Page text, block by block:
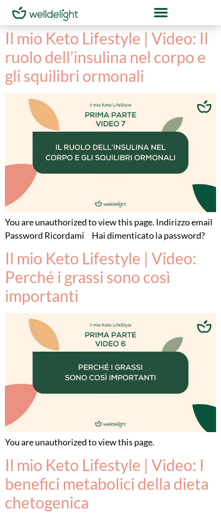
Il mio Keto Lifestyle | Video: Il
ruolo dell’insulina nel corpo e
gli squilibri ormonali
You are unauthorized to view this page. Indirizzo email
Password Ricordami Hai dimenticato la password?
Il mio Keto Lifestyle | Video:
Perché i grassi sono così
importanti
You are unauthorized to view this page.
Il mio Keto Lifestyle | Video: I
benefici metabolici della dieta
chetogenica